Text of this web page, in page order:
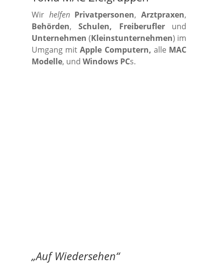
Wir helfen Privatpersonen,Arztpraxen,
Behörden,Schulen, Freiberuflerund
Unternehmen (Kleinstunternehmen) im
Umgang mitApple Computern, alle MAC
Modelle, und Windows PCs.
„Auf Wiedersehen“